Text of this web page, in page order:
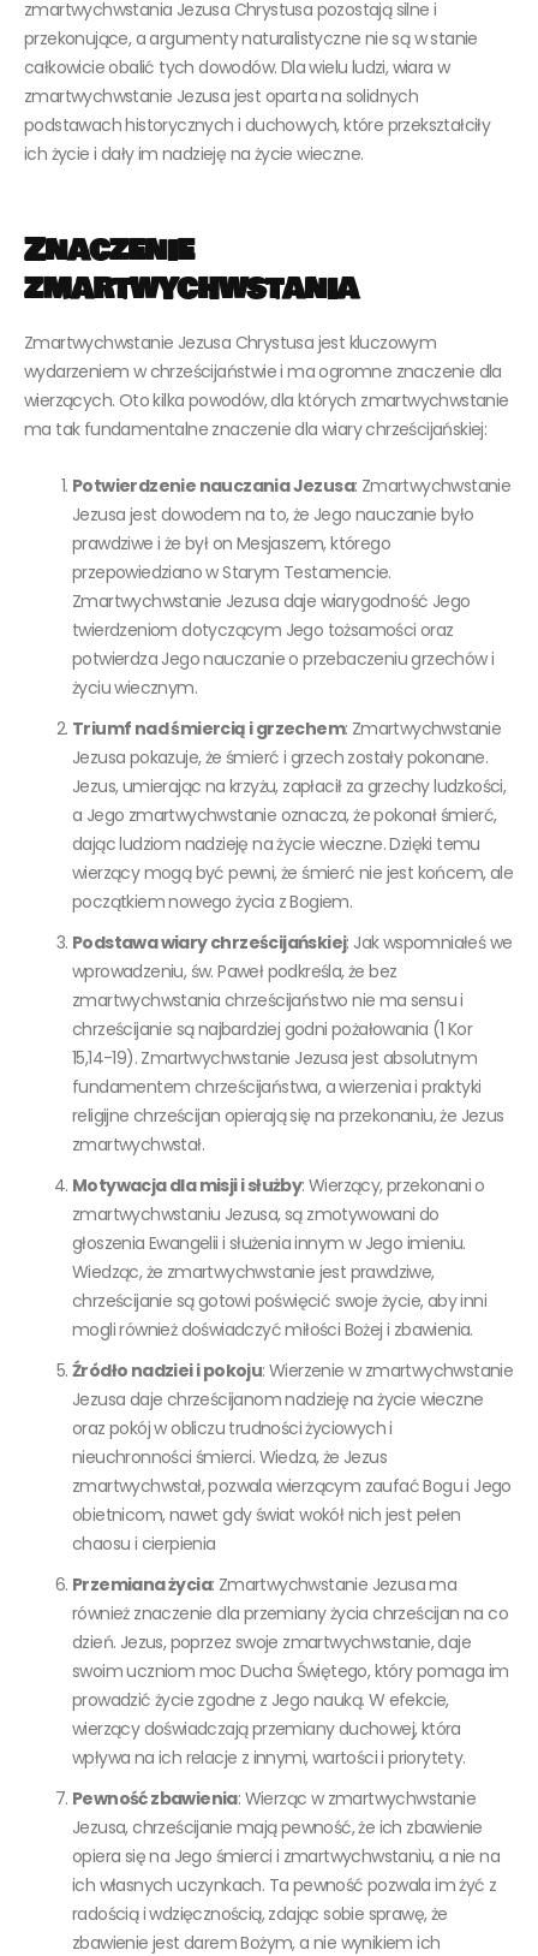
zmartwychwstania Jezusa Chrystusa pozostają silne i
przekonujące, a argumenty naturalistyczne nie są w stanie
całkowicie obalić tych dowodów. Dla wielu ludzi, wiara w
zmartwychwstanie Jezusa jest oparta na solidnych
podstawach historycznych i duchowych, które przekształciły
ich życie i dały im nadzieję na życie wieczne.
Znaczenie
zmartwychwstania
Zmartwychwstanie Jezusa Chrystusa jest kluczowym
wydarzeniem w chrześcijaństwie i ma ogromne znaczenie dla
wierzących. Oto kilka powodów, dla których zmartwychwstanie
ma tak fundamentalne znaczenie dla wiary chrześcijańskiej:
Potwierdzenie nauczania Jezusa: Zmartwychwstanie
Jezusa jest dowodem na to, że Jego nauczanie było
prawdziwe i że był on Mesjaszem, którego
przepowiedziano w Starym Testamencie.
Zmartwychwstanie Jezusa daje wiarygodność Jego
twierdzeniom dotyczącym Jego tożsamości oraz
potwierdza Jego nauczanie o przebaczeniu grzechów i
życiu wiecznym.
Triumf nad śmiercią i grzechem: Zmartwychwstanie
Jezusa pokazuje, że śmierć i grzech zostały pokonane.
Jezus, umierając na krzyżu, zapłacił za grzechy ludzkości,
a Jego zmartwychwstanie oznacza, że pokonał śmierć,
dając ludziom nadzieję na życie wieczne. Dzięki temu
wierzący mogą być pewni, że śmierć nie jest końcem, ale
początkiem nowego życia z Bogiem.
Podstawa wiary chrześcijańskiej: Jak wspomniałeś we
wprowadzeniu, św. Paweł podkreśla, że bez
zmartwychwstania chrześcijaństwo nie ma sensu i
chrześcijanie są najbardziej godni pożałowania (1 Kor
15,14-19). Zmartwychwstanie Jezusa jest absolutnym
fundamentem chrześcijaństwa, a wierzenia i praktyki
religijne chrześcijan opierają się na przekonaniu, że Jezus
zmartwychwstał.
Motywacja dla misji i służby: Wierzący, przekonani o
zmartwychwstaniu Jezusa, są zmotywowani do
głoszenia Ewangelii i służenia innym w Jego imieniu.
Wiedząc, że zmartwychwstanie jest prawdziwe,
chrześcijanie są gotowi poświęcić swoje życie, aby inni
mogli również doświadczyć miłości Bożej i zbawienia.
Źródło nadziei i pokoju: Wierzenie w zmartwychwstanie
Jezusa daje chrześcijanom nadzieję na życie wieczne
oraz pokój w obliczu trudności życiowych i
nieuchronności śmierci. Wiedza, że Jezus
zmartwychwstał, pozwala wierzącym zaufać Bogu i Jego
obietnicom, nawet gdy świat wokół nich jest pełen
chaosu i cierpienia
Przemiana życia: Zmartwychwstanie Jezusa ma
również znaczenie dla przemiany życia chrześcijan na co
dzień. Jezus, poprzez swoje zmartwychwstanie, daje
swoim uczniom moc Ducha Świętego, który pomaga im
prowadzić życie zgodne z Jego nauką. W efekcie,
wierzący doświadczają przemiany duchowej, która
wpływa na ich relacje z innymi, wartości i priorytety.
Pewność zbawienia: Wierząc w zmartwychwstanie
Jezusa, chrześcijanie mają pewność, że ich zbawienie
opiera się na Jego śmierci i zmartwychwstaniu, a nie na
ich własnych uczynkach. Ta pewność pozwala im żyć z
radością i wdzięcznością, zdając sobie sprawę, że
zbawienie jest darem Bożym, a nie wynikiem ich